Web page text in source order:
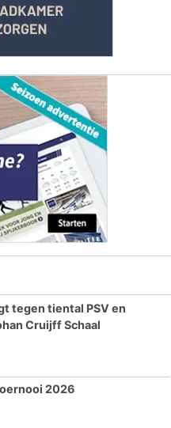
tegen tiental PSV en
Cruijff Schaal
2026